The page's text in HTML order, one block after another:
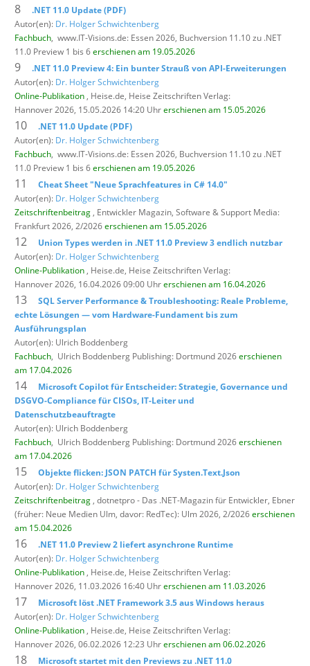
8
.NET 11.0 Update (PDF)
Autor(en): Dr. Holger Schwichtenberg
Fachbuch, www.IT-Visions.de: Essen 2026, Buchversion 11.10 zu .NET
11.0 Preview 1 bis 6erschienen am 19.05.2026
9
.NET 11.0 Preview 4: Ein bunter Strauß von API-Erweiterungen
Autor(en): Dr. Holger Schwichtenberg
Online-Publikation , Heise.de, Heise Zeitschriften Verlag:
Hannover 2026, 15.05.2026 14:20 Uhrerschienen am 15.05.2026
10
.NET 11.0 Update (PDF)
Autor(en): Dr. Holger Schwichtenberg
Fachbuch, www.IT-Visions.de: Essen 2026, Buchversion 11.10 zu .NET
11.0 Preview 1 bis 6erschienen am 19.05.2026
11
Cheat Sheet "Neue Sprachfeatures in C# 14.0"
Autor(en): Dr. Holger Schwichtenberg
Zeitschriftenbeitrag , Entwickler Magazin, Software & Support Media:
Frankfurt 2026, 2/2026erschienen am 15.05.2026
12
Union Types werden in .NET 11.0 Preview 3 endlich nutzbar
Autor(en): Dr. Holger Schwichtenberg
Online-Publikation , Heise.de, Heise Zeitschriften Verlag:
Hannover 2026, 16.04.2026 09:00 Uhrerschienen am 16.04.2026
13
SQL Server Performance & Troubleshooting: Reale Probleme,
echte Lösungen — vom Hardware-Fundament bis zum
Ausführungsplan
Autor(en): Ulrich Boddenberg
Fachbuch, Ulrich Boddenberg Publishing: Dortmund 2026erschienen
am 17.04.2026
14
Microsoft Copilot für Entscheider: Strategie, Governance und
DSGVO-Compliance für CISOs, IT-Leiter und
Datenschutzbeauftragte
Autor(en): Ulrich Boddenberg
Fachbuch, Ulrich Boddenberg Publishing: Dortmund 2026erschienen
am 17.04.2026
15
Objekte flicken: JSON PATCH für Systen.Text.Json
Autor(en): Dr. Holger Schwichtenberg
Zeitschriftenbeitrag , dotnetpro - Das .NET-Magazin für Entwickler, Ebner
(früher: Neue Medien Ulm, davor: RedTec): Ulm 2026, 2/2026erschienen
am 15.04.2026
16
.NET 11.0 Preview 2 liefert asynchrone Runtime
Autor(en): Dr. Holger Schwichtenberg
Online-Publikation , Heise.de, Heise Zeitschriften Verlag:
Hannover 2026, 11.03.2026 16:40 Uhrerschienen am 11.03.2026
17
Microsoft löst .NET Framework 3.5 aus Windows heraus
Autor(en): Dr. Holger Schwichtenberg
Online-Publikation , Heise.de, Heise Zeitschriften Verlag:
Hannover 2026, 06.02.2026 12:23 Uhrerschienen am 06.02.2026
18 Microsoft startet mit den Previews zu .NET 11.0